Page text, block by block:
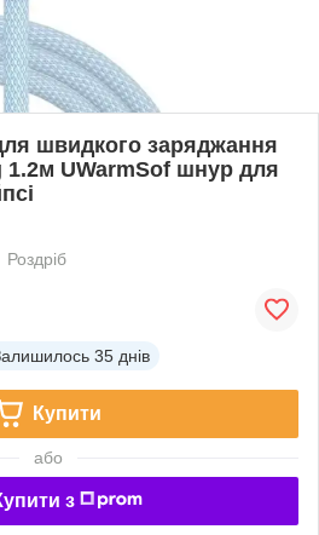
швидкого заряджання
UWarmSof шнур для
Роздріб
35 днів
Купити
або
з